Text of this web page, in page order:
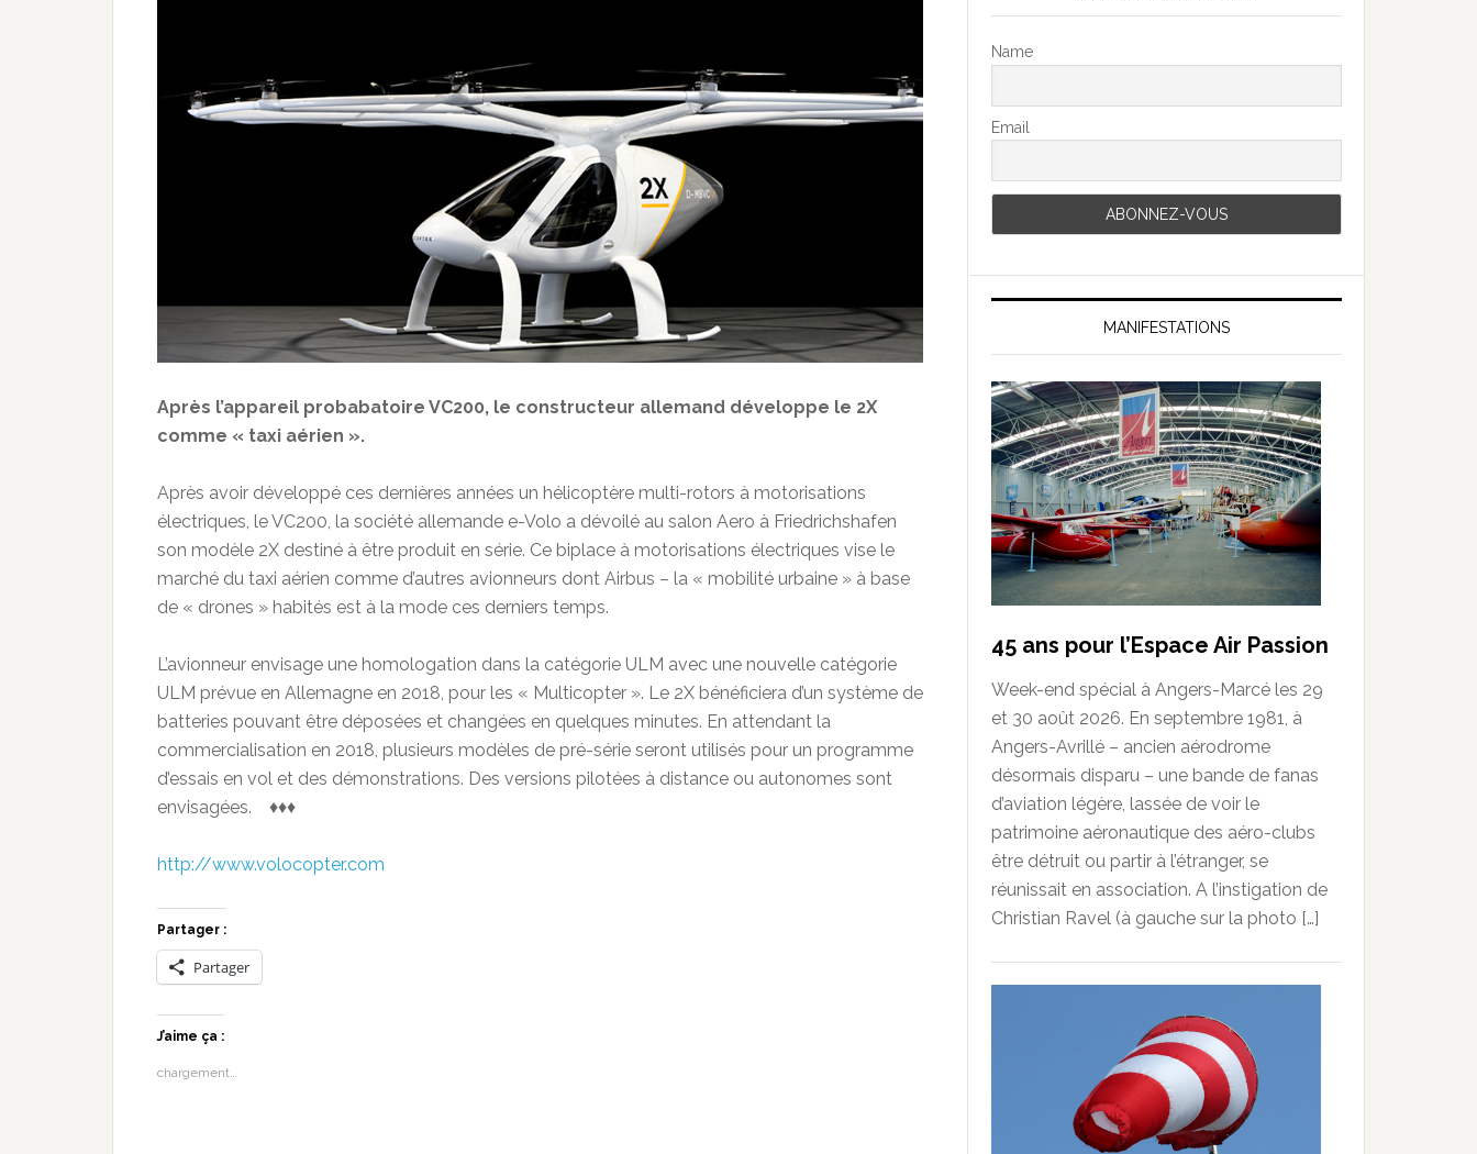
Après l’appareil probabatoire VC200, le constructeur allemand développe le 2X
comme « taxi aérien ».
Après avoir développé ces dernières années un hélicoptère multi-rotors à motorisations
électriques, le VC200, la société allemande e-Volo a dévoilé au salon Aero à Friedrichshafen
son modèle 2X destiné à être produit en série. Ce biplace à motorisations électriques vise le
marché du taxi aérien comme d’autres avionneurs dont Airbus – la « mobilité urbaine » à base
de « drones » habités est à la mode ces derniers temps.
L’avionneur envisage une homologation dans la catégorie ULM avec une nouvelle catégorie
ULM prévue en Allemagne en 2018, pour les « Multicopter ». Le 2X bénéficiera d’un système de
batteries pouvant être déposées et changées en quelques minutes. En attendant la
commercialisation en 2018, plusieurs modèles de pré-série seront utilisés pour un programme
d’essais en vol et des démonstrations. Des versions pilotées à distance ou autonomes sont
envisagées. ♦♦♦
http://www.volocopter.com
Partager :
Partager
J’aime ça :
chargement…
Name
Email
MANIFESTATIONS
45 ans pour l’Espace Air Passion
Week-end spécial à Angers-Marcé les 29
et 30 août 2026. En septembre 1981, à
Angers-Avrillé – ancien aérodrome
désormais disparu – une bande de fanas
d’aviation légère, lassée de voir le
patrimoine aéronautique des aéro-clubs
être détruit ou partir à l’étranger, se
réunissait en association. A l’instigation de
Christian Ravel (à gauche sur la photo […]